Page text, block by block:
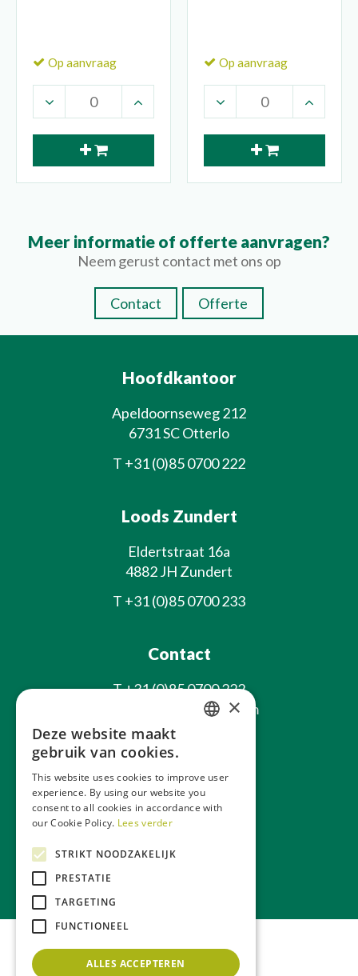
Op aanvraag Op aanvraag
Meer informatie of offerte aanvragen?
Neem gerust contact met ons op
Contact Offerte
Hoofdkantoor
Apeldoornseweg 212
6731 SC Otterlo
T +31 (0)85 0700 222
Loods Zundert
Eldertstraat 16a
4882 JH Zundert
T +31 (0)85 0700 233
Contact
T+31 (0)85 0700 222
info@laxsjonplants.com
Blijf op de hoogte
Over ons
×
Deze website maakt
gebruik van cookies.
This website uses cookies to improve user
experience. By using our website you
consent to all cookies in accordance with
our Cookie Policy. Lees verder
STRIKT NOODZAKELIJK
PRESTATIE
TARGETING
FUNCTIONEEL
ALLES ACCEPTEREN